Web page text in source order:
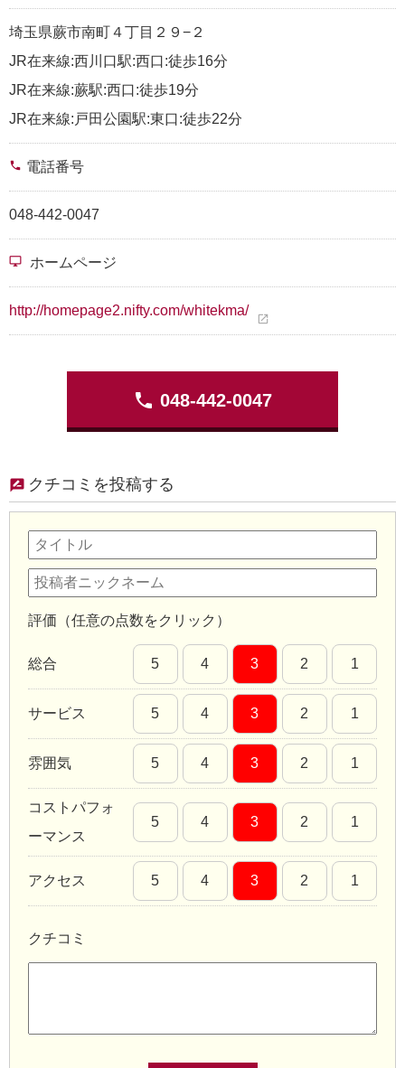
埼玉県蕨市南町４丁目２９−２
JR在来線:西川口駅:西口:徒歩16分
JR在来線:蕨駅:西口:徒歩19分
JR在来線:戸田公園駅:東口:徒歩22分
phone 電話番号
048-442-0047
desktop_windows ホームページ
http://homepage2.nifty.com/whitekma/
open_in_new
phone 048-442-0047
クチコミを投稿する
評価（任意の点数をクリック）
総合 5 4 3 2 1
サービス 5 4 3 2 1
雰囲気 5 4 3 2 1
コストパフォ
ーマンス
5 4 3 2 1
アクセス 5 4 3 2 1
クチコミ